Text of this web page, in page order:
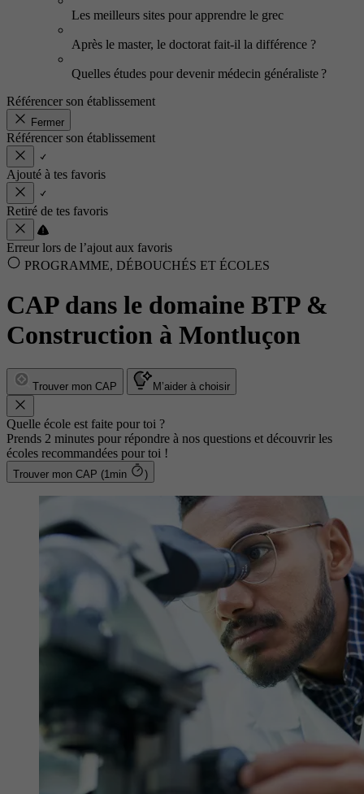
Les meilleurs sites pour apprendre le grec
Après le master, le doctorat fait-il la différence ?
Quelles études pour devenir médecin généraliste ?
Référencer son établissement
Fermer
Référencer son établissement
Ajouté à tes favoris
Retiré de tes favoris
Erreur lors de l’ajout aux favoris
PROGRAMME, DÉBOUCHÉS ET ÉCOLES
CAP dans le domaine BTP &
Construction à Montluçon
Trouver mon CAP M’aider à choisir
Quelle école est faite pour toi ?
Prends 2 minutes pour répondre à nos questions et découvrir les
écoles recommandées pour toi !
Trouver mon CAP (1min )